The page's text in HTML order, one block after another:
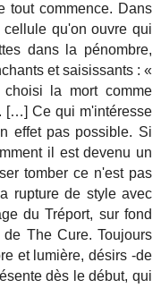
tout commence. Dans
cellule qu'on ouvre qui
dans la pénombre,
et saisissants : «
la mort comme
[…] Ce qui m'intéresse
effet pas possible. Si
il est devenu un
tomber ce n'est pas
rupture de style avec
du Tréport, sur fond
de The Cure. Toujours
et lumière, désirs -de
dès le début, qui